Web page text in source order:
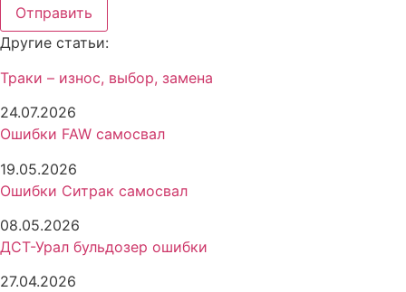
Отправить
Другие статьи:
Траки – износ, выбор, замена
24.07.2026
Ошибки FAW самосвал
19.05.2026
Ошибки Ситрак самосвал
08.05.2026
ДСТ-Урал бульдозер ошибки
27.04.2026